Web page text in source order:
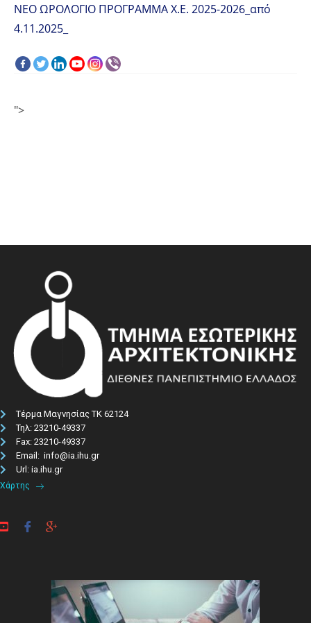
ΝΕΟ ΩΡΟΛΟΓΙΟ ΠΡΟΓΡΑΜΜΑ Χ.Ε. 2025-2026_από
4.11.2025_
">
Τέρμα Μαγνησίας ΤΚ 62124
Τηλ: 23210-49337​
Fax: 23210-49337
Email: info@ia.ihu.gr
Url: ia.ihu.gr
Χάρτης